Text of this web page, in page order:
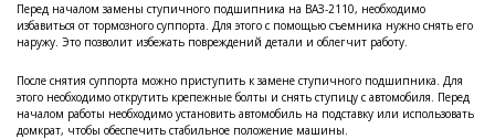
Перед началом замены ступичного подшипника на ВАЗ-2110, необходимо
избавиться от тормозного суппорта. Для этого с помощью съемника нужно снять его
наружу. Это позволит избежать повреждений детали и облегчит работу.
После снятия суппорта можно приступить к замене ступичного подшипника. Для
этого необходимо открутить крепежные болты и снять ступицу с автомобиля. Перед
началом работы необходимо установить автомобиль на подставку или использовать
домкрат, чтобы обеспечить стабильное положение машины.